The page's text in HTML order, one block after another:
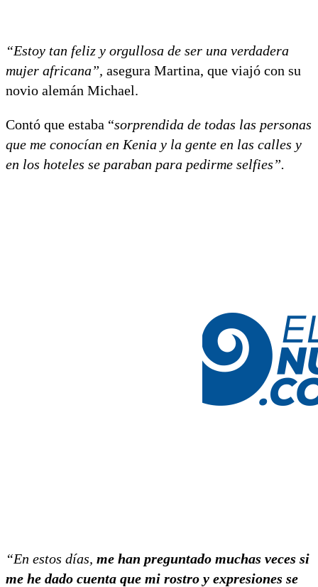
“Estoy tan feliz y orgullosa de ser una verdadera
mujer africana”, asegura Martina, que viajó con su
novio alemán Michael.
Contó que estaba “sorprendida de todas las personas
que me conocían en Kenia y la gente en las calles y
en los hoteles se paraban para pedirme selfies”.
“En estos días, me han preguntado muchas veces si
me he dado cuenta que mi rostro y expresiones se